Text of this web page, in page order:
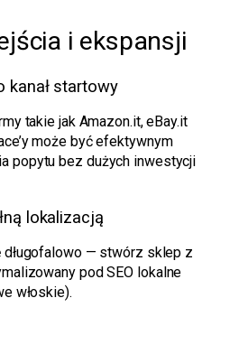
i ekspansji
kanał startowy
takie jak Amazon.it, eBay.it
może być efektywnym
popytu bez dużych inwestycji
lokalizacją
długofalowo — stwórz sklep z
pod SEO lokalne
włoskie).